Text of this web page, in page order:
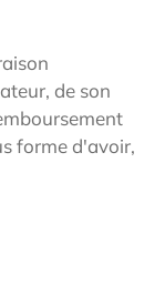
de son
forme d'avoir,